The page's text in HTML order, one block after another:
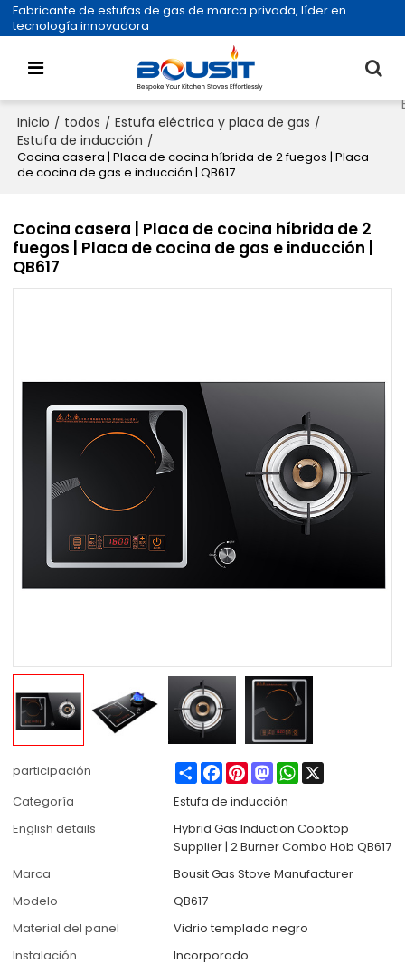
Fabricante de estufas de gas de marca privada, líder en
tecnología innovadora
Inicio / todos / Estufa eléctrica y placa de gas /
Estufa de inducción /
Cocina casera | Placa de cocina híbrida de 2 fuegos | Placa
de cocina de gas e inducción | QB617
Cocina casera | Placa de cocina híbrida de 2
fuegos | Placa de cocina de gas e inducción |
QB617
participación ShareFacebook
PinterestMastodonWhatsApp
Categoría
Estufa de inducción
English details
Hybrid Gas Induction Cooktop
Supplier | 2 Burner Combo Hob QB617
Marca
Bousit Gas Stove Manufacturer
Modelo
QB617
Material del panel
Vidrio templado negro
Instalación
Incorporado